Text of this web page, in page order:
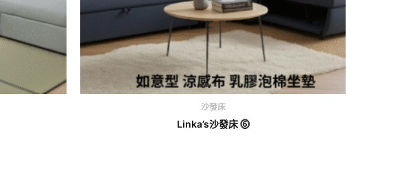
沙發床
Linka’s沙發床 ⓺